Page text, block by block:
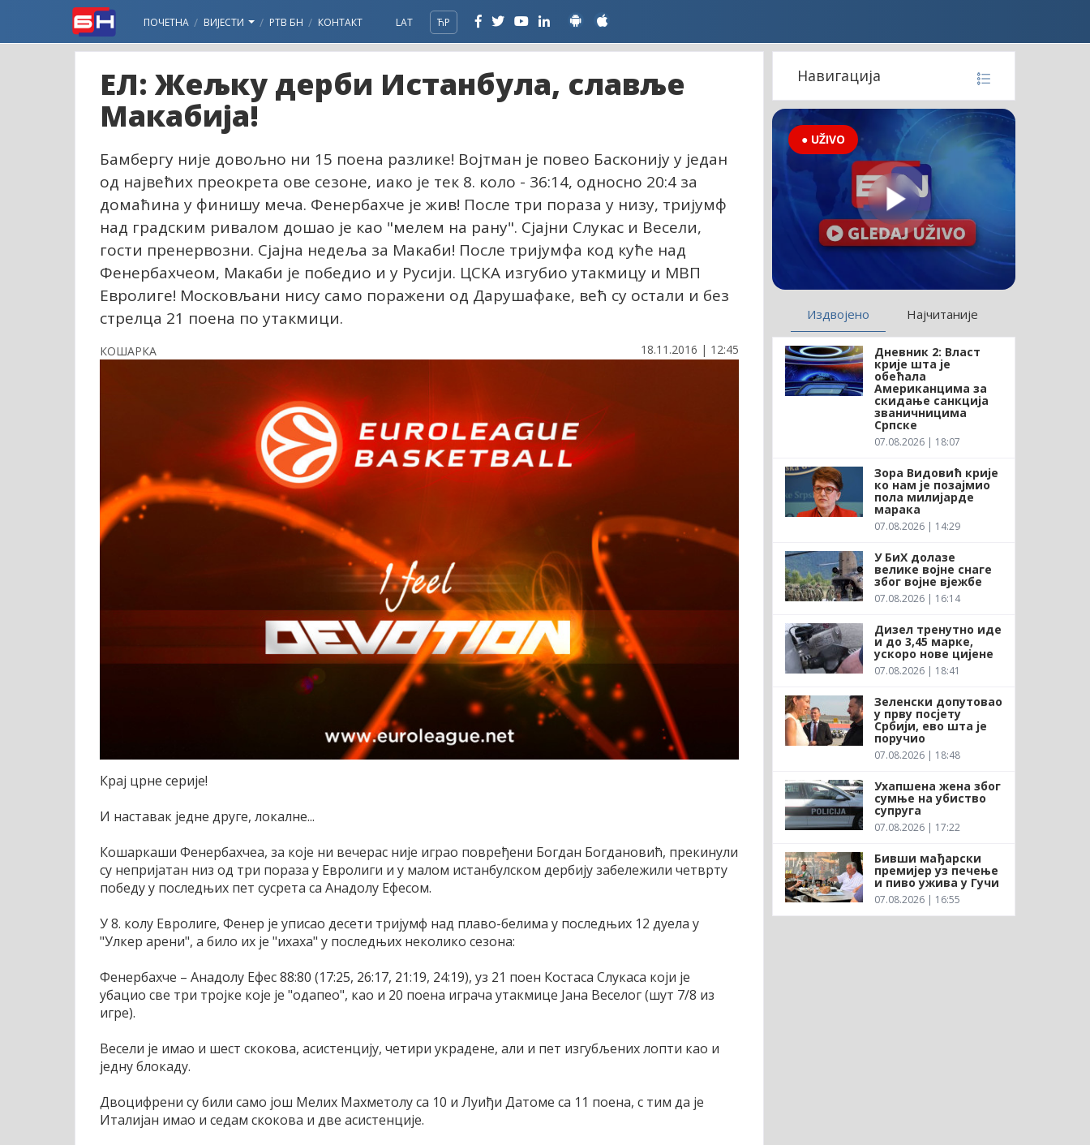
ПОЧЕТНА ВИЈЕСТИ РТВ БН КОНТАКТ LAT ЋР
ЕЛ: Жељку дерби Истанбула, славље
Макабија!
Бамбергу није довољно ни 15 поена разлике! Војтман је повео Басконију у један
од највећих преокрета ове сезоне, иако је тек 8. коло - 36:14, односно 20:4 за
домаћина у финишу меча. Фенербахче је жив! После три пораза у низу, тријумф
над градским ривалом дошао је као "мелем на рану". Сјајни Слукас и Весели,
гости пренервозни. Сјајна недеља за Макаби! После тријумфа код куће над
Фенербахчеом, Макаби је победио и у Русији. ЦСКА изгубио утакмицу и МВП
Евролиге! Московљани нису само поражени од Дарушафаке, већ су остали и без
стрелца 21 поена по утакмици.
КОШАРКА 18.11.2016 | 12:45
Крај црне серије!
И наставак једне друге, локалне...
Кошаркаши Фенербахчеа, за које ни вечерас није играо повређени Богдан Богдановић, прекинули
су непријатан низ од три пораза у Евролиги и у малом истанбулском дербију забележили четврту
победу у последњих пет сусрета са Анадолу Ефесом.
У 8. колу Евролиге, Фенер је уписао десети тријумф над плаво-белима у последњих 12 дуела у
"Улкер арени", а било их је "ихаха" у последњих неколико сезона:
Фенербахче – Анадолу Ефес 88:80 (17:25, 26:17, 21:19, 24:19), уз 21 поен Костаса Слукаса који је
убацио све три тројке које је "одапео", као и 20 поена играча утакмице Јана Веселог (шут 7/8 из
игре).
Весели је имао и шест скокова, асистенцију, четири украдене, али и пет изгубљених лопти као и
једну блокаду.
Двоцифрени су били само још Мелих Махметолу са 10 и Луиђи Датоме са 11 поена, с тим да је
Италијан имао и седам скокова и две асистенције.
Навигација
● UŽIVO
Издвојено Најчитаније
Дневник 2: Власт
крије шта је
обећала
Американцима за
скидање санкција
званичницима
Српске
07.08.2026 | 18:07
Зора Видовић крије
ко нам је позајмио
пола милијарде
марака
07.08.2026 | 14:29
У БиХ долазе
велике војне снаге
због војне вјежбе
07.08.2026 | 16:14
Дизел тренутно иде
и до 3,45 марке,
ускоро нове цијене
07.08.2026 | 18:41
Зеленски допутовао
у прву посјету
Србији, ево шта је
поручио
07.08.2026 | 18:48
Ухапшена жена због
сумње на убиство
супруга
07.08.2026 | 17:22
Бивши мађарски
премијер уз печење
и пиво ужива у Гучи
07.08.2026 | 16:55